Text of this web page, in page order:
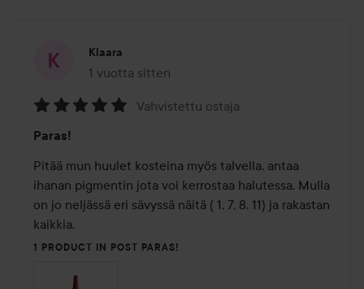
Klaara
1 vuotta sitten
Viesti luotiin 1 vuotta sitten
5
/
5
Vahvistettu ostaja
Paras!
Pitää mun huulet kosteina myös talvella, antaa
ihanan pigmentin jota voi kerrostaa halutessa. Mulla
on jo neljässä eri sävyssä näitä ( 1, 7, 8, 11) ja rakastan
kaikkia.
1 PRODUCT IN POST PARAS!